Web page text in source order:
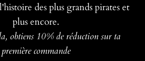
des plus grands pirates et
plus encore.
obtiens 10% de réduction sur ta
première commande